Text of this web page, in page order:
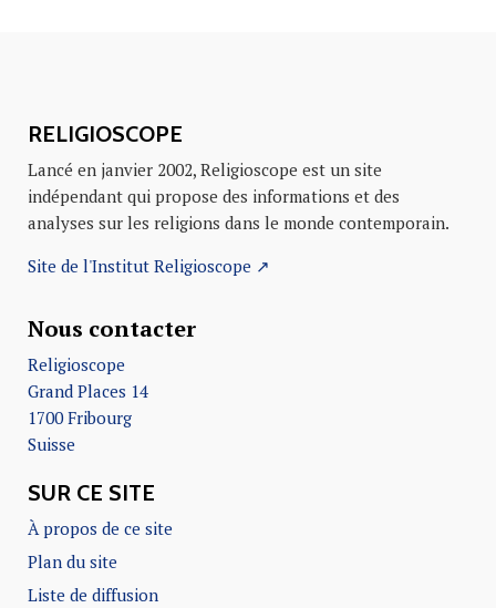
RELIGIOSCOPE
Lancé en janvier 2002, Religioscope est un site
indépendant qui propose des informations et des
analyses sur les religions dans le monde contemporain.
Site de l'Institut Religioscope ↗
Nous contacter
Religioscope
Grand Places 14
1700 Fribourg
Suisse
SUR CE SITE
À propos de ce site
Plan du site
Liste de diffusion